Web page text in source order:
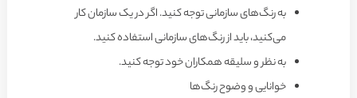
به رنگ‌های سازمانی توجه کنید. اگر در یک سازمان کار
می‌کنید، باید از رنگ‌های سازمانی استفاده کنید.
به نظر و سلیقه همکاران خود توجه کنید.
خوانایی و وضوح رنگ‌ها